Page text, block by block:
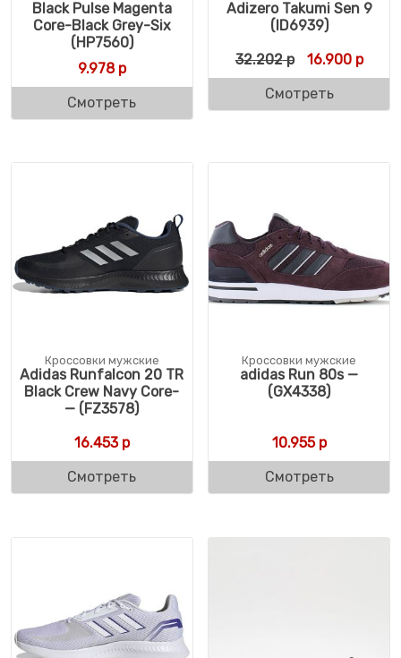
Black Pulse Magenta
Core-Black Grey-Six
(HP7560)
9.978р
Смотреть
Adizero Takumi Sen 9
(ID6939)
32.202р 16.900р
Смотреть
Кроссовки мужские
Adidas Runfalcon 20 TR
Black Crew Navy Core-
— (FZ3578)
16.453р
Смотреть
Кроссовки мужские
adidas Run 80s —
(GX4338)
10.955р
Смотреть